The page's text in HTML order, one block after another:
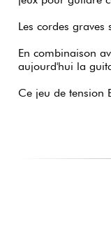
Les cordes
En combinaison
aujourd'hui la
Ce jeu de tension